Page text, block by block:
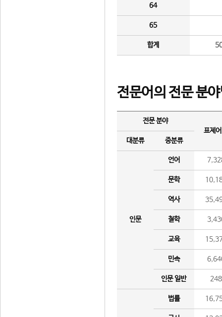
64
65
합계
전문어의 전문 분
전문 분야
표제
대분류
중분류
인문
언어
문학
역사
철학
교육
민속
인문 일반 248
법률